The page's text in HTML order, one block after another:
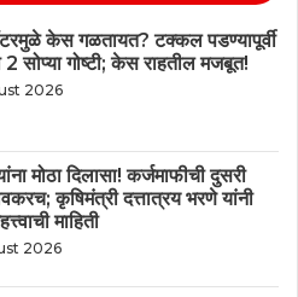
केस गळतायत? टक्कल पडण्यापूर्वी
2 सोप्या गोष्टी; केस राहतील मजबूत!
2026
मोठा दिलासा! कर्जमाफीची दुसरी
कृषिमंत्री दत्तात्रय भरणे यांनी
माहिती
2026